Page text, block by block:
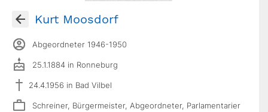
Kurt Moosdorf
Abgeordneter 1946-1950
25.1.1884 in Ronneburg
24.4.1956 in Bad Vilbel
Schreiner, Bürgermeister, Abgeordneter, Parlamentarier